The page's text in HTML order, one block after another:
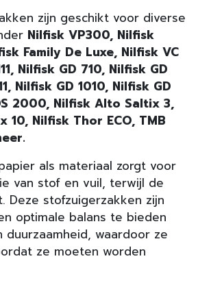
zijn geschikt voor diverse
Nilfisk VP300, Nilfisk
Family De Luxe, Nilfisk VC
Nilfisk GD 710, Nilfisk GD
Nilfisk GD 1010, Nilfisk GD
2000, Nilfisk Alto Saltix 3,
10, Nilfisk Thor ECO, TMB
als materiaal zorgt voor
van stof en vuil, terwijl de
Deze stofzuigerzakken zijn
optimale balans te bieden
waardoor ze
ze moeten worden